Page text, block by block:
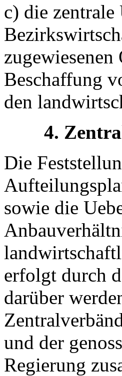
c) die
Beschaffung
den
4.
Die
sowie die
erfolgt durch
darüber
und der
Regierung